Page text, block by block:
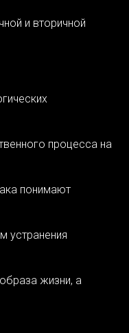
и вторичной
процесса на
понимают
устранения
жизни, а